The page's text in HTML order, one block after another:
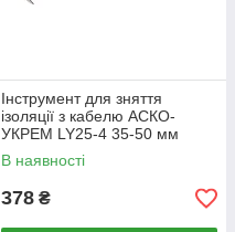
Інструмент для зняття
ізоляції з кабелю АСКО-
УКРЕМ LY25-4 35-50 мм
(A0170010033)
В наявності
378 ₴